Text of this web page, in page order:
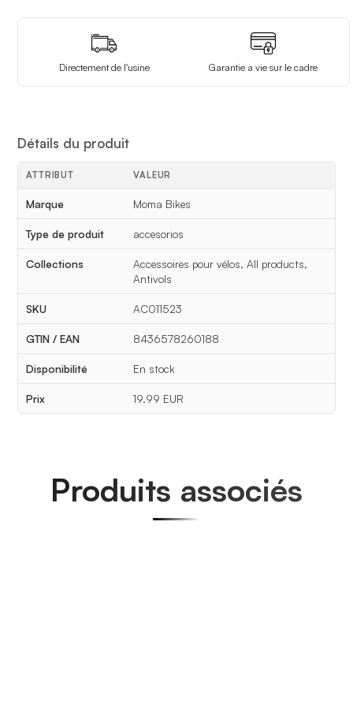
Directement de l'usine Garantie a vie sur le cadre
Détails du produit
Détails du produit
ATTRIBUT VALEUR
Marque Moma Bikes
Type de produit accesorios
Collections
Accessoires pour vélos, All products,
Antivols
SKU AC011523
GTIN / EAN 8436578260188
Disponibilité En stock
Prix 19.99 EUR
Produits associés